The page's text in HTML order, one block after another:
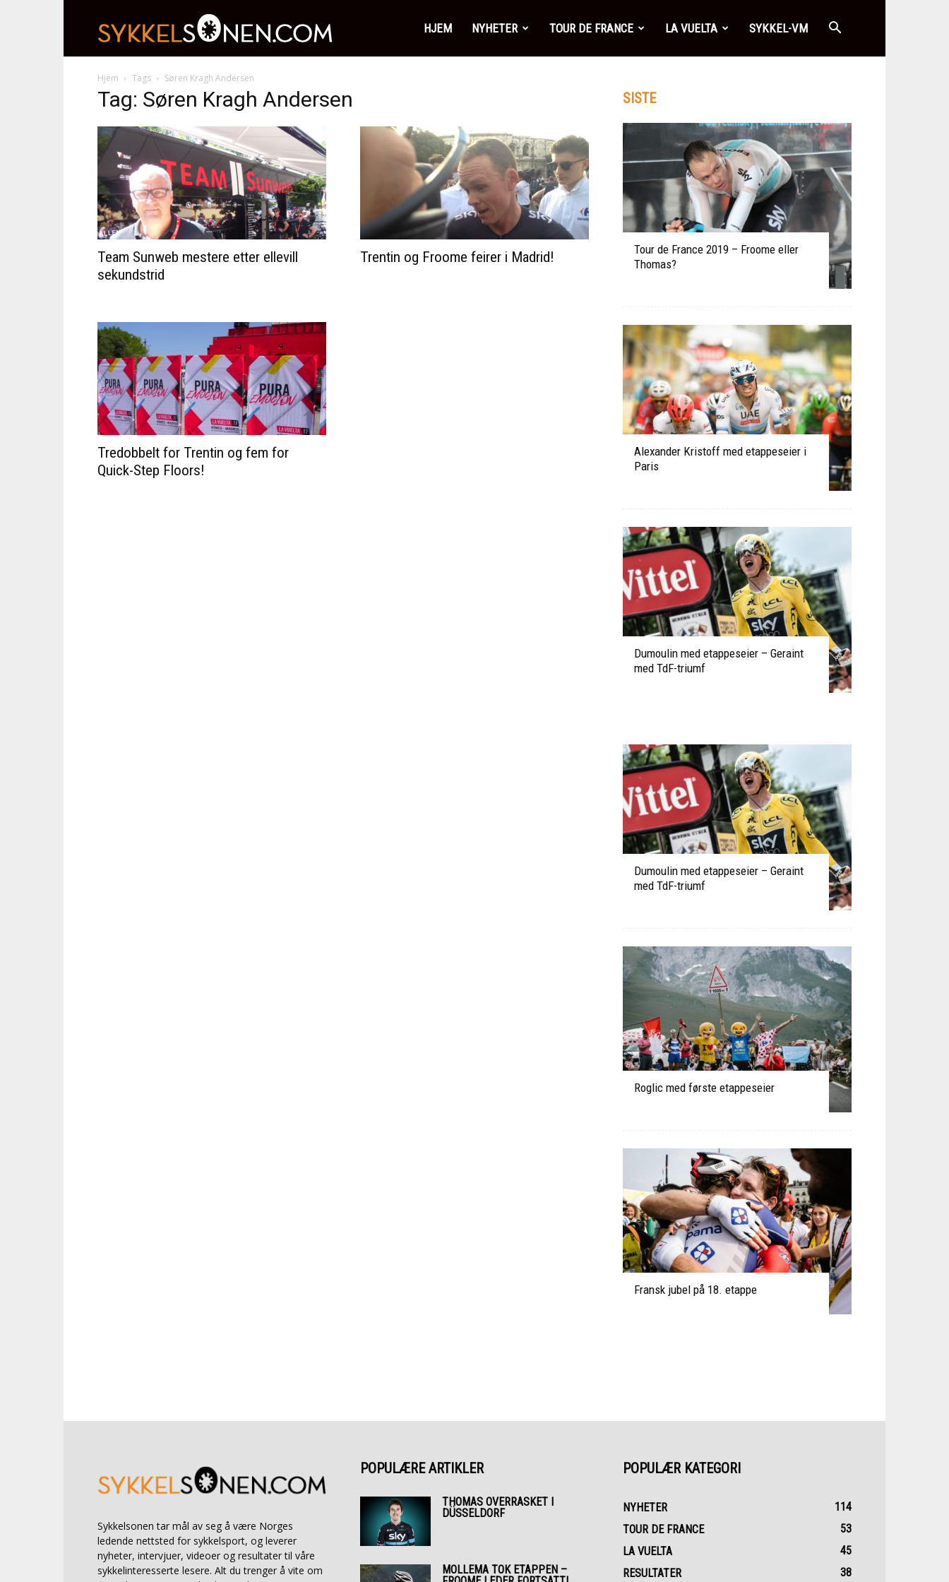
HJEM NYHETER TOUR DE FRANCE LA VUELTA SYKKEL-VM
Hjem Tags Søren Kragh Andersen
Tag: Søren Kragh Andersen
Team Sunweb mestere etter ellevill
sekundstrid
Trentin og Froome feirer i Madrid!
Tredobbelt for Trentin og fem for
Quick-Step Floors!
SISTE
Tour de France 2019 – Froome eller
Thomas?
Alexander Kristoff med etappeseier i
Paris
Dumoulin med etappeseier – Geraint
med TdF-triumf
Dumoulin med etappeseier – Geraint
med TdF-triumf
Roglic med første etappeseier
Fransk jubel på 18. etappe
Sykkelsonen tar mål av seg å være Norges
ledende nettsted for sykkelsport, og leverer
nyheter, intervjuer, videoer og resultater til våre
sykkelinteresserte lesere. Alt du trenger å vite om
POPULÆRE ARTIKLER
THOMAS OVERRASKET I
DÜSSELDORF
MOLLEMA TOK ETAPPEN –
POPULÆR KATEGORI
NYHETER
114
TOUR DE FRANCE
53
LA VUELTA
45
RESULTATER
38